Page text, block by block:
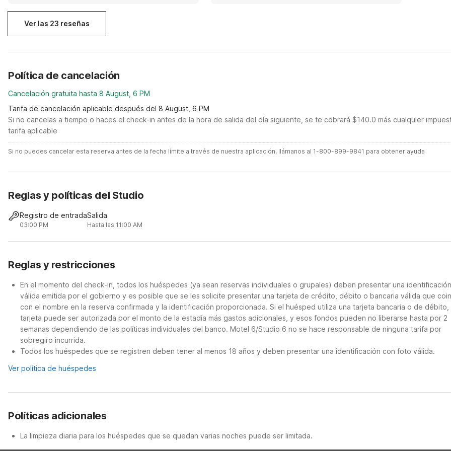
Ver las 23 reseñas
Política de cancelación
Cancelación gratuita hasta 8 August, 6 PM
Tarifa de cancelación aplicable después del 8 August, 6 PM
Si no cancelas a tiempo o haces el check-in antes de la hora de salida del día siguiente, se te cobrará $140.0 más cualquier
tarifa aplicable
Si no puedes cancelar esta reserva antes de la fecha límite a través de nuestra aplicación, llámanos al 1-800-899-9841 para obtener ayuda
Reglas y políticas del Studio
Registro de entrada
03:00 PM
Salida
Hasta las 11:00 AM
Reglas y restricciones
En el momento del check-in, todos los huéspedes (ya sean reservas individuales o grupales) deben presentar una identificación
válida emitida por el gobierno y es posible que se les solicite presentar una tarjeta de crédito, débito o bancaria válida que
con el nombre en la reserva confirmada y la identificación proporcionada. Si el huésped utiliza una tarjeta bancaria o de débito,
tarjeta puede ser autorizada por el monto de la estadía más gastos adicionales, y esos fondos pueden no liberarse hasta por 2
semanas dependiendo de las políticas individuales del banco. Motel 6/Studio 6 no se hace responsable de ninguna tarifa por
sobregiro incurrida.
Todos los huéspedes que se registren deben tener al menos 18 años y deben presentar una identificación con foto válida.
Ver política de huéspedes
Políticas adicionales
La limpieza diaria para los huéspedes que se quedan varias noches puede ser limitada.